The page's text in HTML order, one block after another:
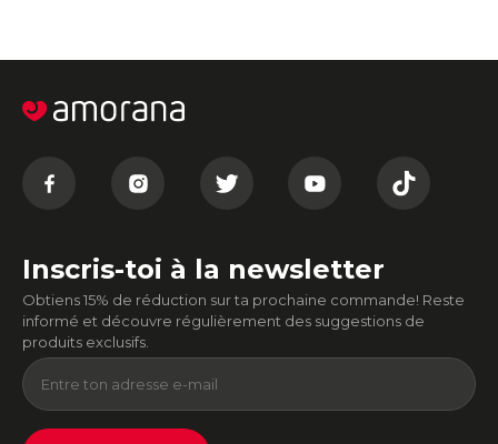
Inscris-toi à la newsletter
Obtiens 15% de réduction sur ta prochaine commande! Reste
informé et découvre régulièrement des suggestions de
produits exclusifs.